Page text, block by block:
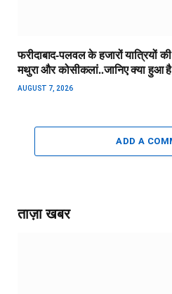
फरीदाबाद-पलवल के हजारों यात्रियों
मथुरा और कोसीकलां..जानिए क्या हुआ
AUGUST 7, 2026
ADD A
ताज़ा खबर